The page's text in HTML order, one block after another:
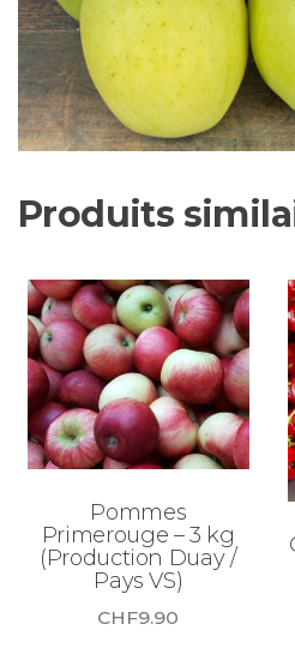
Produits
Pommes
Primerouge – 3 kg
(Production Duay /
Pays VS)
CHF9.90